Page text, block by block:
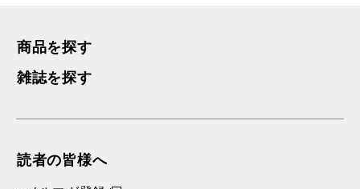
商品を探す
雑誌を探す
読者の皆様へ